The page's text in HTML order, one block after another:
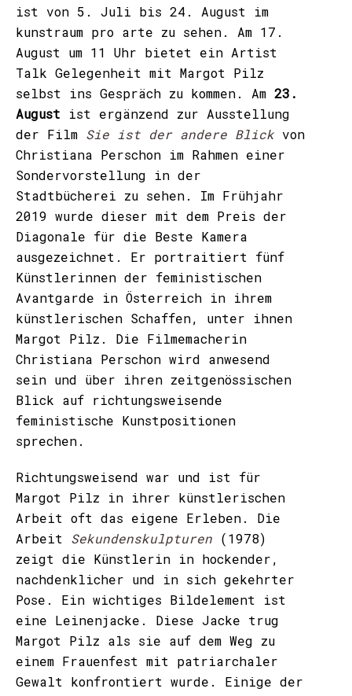
ist von 5. Juli bis 24. August im
kunstraum pro arte zu sehen. Am 17.
August um 11 Uhr bietet ein Artist
Talk Gelegenheit mit Margot Pilz
selbst ins Gespräch zu kommen. Am 23.
August ist ergänzend zur Ausstellung
der Film Sie ist der andere Blick von
Christiana Perschon im Rahmen einer
Sondervorstellung in der
Stadtbücherei zu sehen. Im Frühjahr
2019 wurde dieser mit dem Preis der
Diagonale für die Beste Kamera
ausgezeichnet. Er portraitiert fünf
Künstlerinnen der feministischen
Avantgarde in Österreich in ihrem
künstlerischen Schaffen, unter ihnen
Margot Pilz. Die Filmemacherin
Christiana Perschon wird anwesend
sein und über ihren zeitgenössischen
Blick auf richtungsweisende
feministische Kunstpositionen
sprechen.
Richtungsweisend war und ist für
Margot Pilz in ihrer künstlerischen
Arbeit oft das eigene Erleben. Die
Arbeit Sekundenskulpturen (1978)
zeigt die Künstlerin in hockender,
nachdenklicher und in sich gekehrter
Pose. Ein wichtiges Bildelement ist
eine Leinenjacke. Diese Jacke trug
Margot Pilz als sie auf dem Weg zu
einem Frauenfest mit patriarchaler
Gewalt konfrontiert wurde. Einige der